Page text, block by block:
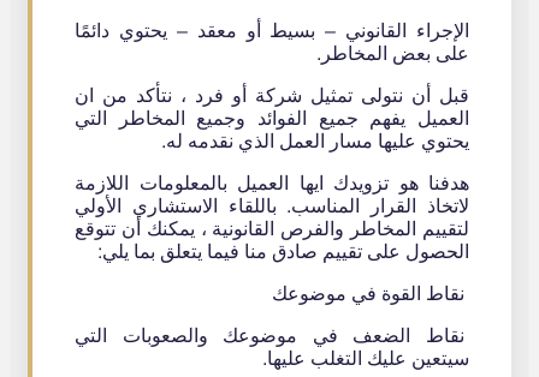
الإجراء القانوني – بسيط أو معقد – يحتوي دائمًا
على بعض المخاطر.
قبل أن نتولى تمثيل شركة أو فرد ، نتأكد من ان
العميل يفهم جميع الفوائد وجميع المخاطر التي
يحتوي عليها مسار العمل الذي نقدمه له.
هدفنا هو تزويدك ايها العميل بالمعلومات اللازمة
لاتخاذ القرار المناسب. باللقاء الاستشاري الأولي
لتقييم المخاطر والفرص القانونية ، يمكنك أن تتوقع
الحصول على تقييم صادق منا فيما يتعلق بما يلي:
نقاط القوة في موضوعك
نقاط الضعف في موضوعك والصعوبات التي
سيتعين عليك التغلب عليها.